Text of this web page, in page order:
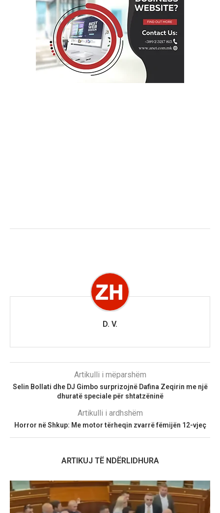
D. V.
Artikulli i mëparshëm
Selin Bollati dhe DJ Gimbo surprizojnë Dafina Zeqirin me një
dhuratë speciale për shtatzëninë
Artikulli i ardhshëm
Horror në Shkup: Me motor tërheqin zvarrë fëmijën 12-vjeç
ARTIKUJ TË NDËRLIDHURA